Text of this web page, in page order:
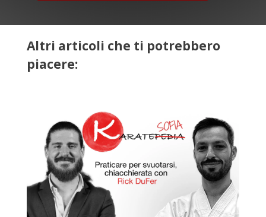
Altri articoli che ti potrebbero
piacere: